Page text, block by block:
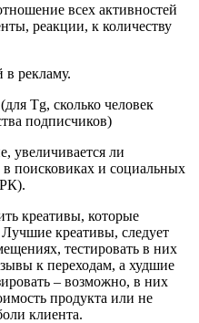
всех активностей
реакции, к количеству
рекламу.
Tg, сколько человек
подписчиков)
увеличивается ли
в поисковиках и социальных
креативы, которые
креативы, следует
тестировать в них
к переходам, а худшие
– возможно, в них
продукта или не
клиента.